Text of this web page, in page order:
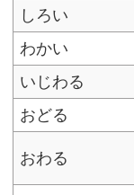
しろい
わかい
いじわる
おどる
おわる